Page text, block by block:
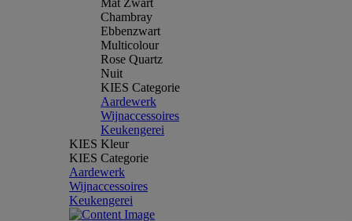
Mat Zwart
Chambray
Ebbenzwart
Multicolour
Rose Quartz
Nuit
KIES Categorie
Aardewerk
Wijnaccessoires
Keukengerei
KIES Kleur
KIES Categorie
Aardewerk
Wijnaccessoires
Keukengerei